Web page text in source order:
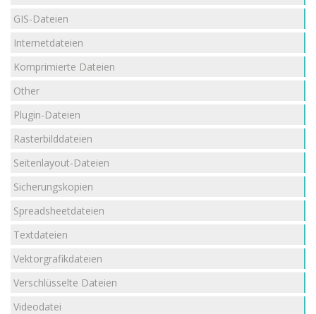
GIS-Dateien
Internetdateien
Komprimierte Dateien
Other
Plugin-Dateien
Rasterbilddateien
Seitenlayout-Dateien
Sicherungskopien
Spreadsheetdateien
Textdateien
Vektorgrafikdateien
Verschlüsselte Dateien
Videodatei